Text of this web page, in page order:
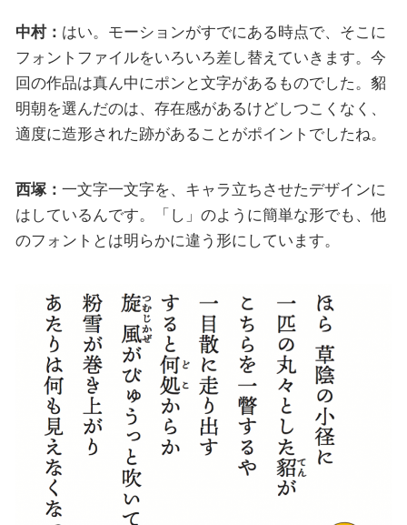
中村： はい。モーションがすでにある時点で、そこに
フォントファイルをいろいろ差し替えていきます。今
回の作品は真ん中にポンと文字があるものでした。貂
明朝を選んだのは、存在感があるけどしつこくなく、
適度に造形された跡があることがポイントでしたね。
西塚： 一文字一文字を、キャラ立ちさせたデザインに
はしているんです。「し」のように簡単な形でも、他
のフォントとは明らかに違う形にしています。